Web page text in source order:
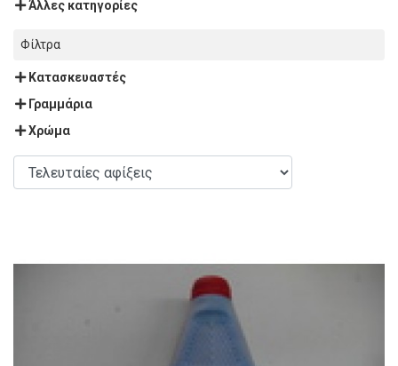
Άλλες κατηγορίες
Φίλτρα
Κατασκευαστές
Γραμμάρια
Χρώμα